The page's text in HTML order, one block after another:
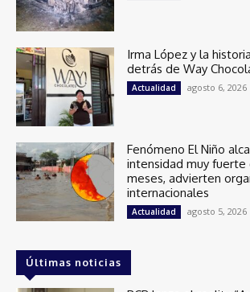
Irma López y la
detrás de Way
Actualidad agosto 6, 2026
Fenómeno El Niño
intensidad muy fuerte
meses, advierten
internacionales
Actualidad agosto 5, 2026
Últimas noticias